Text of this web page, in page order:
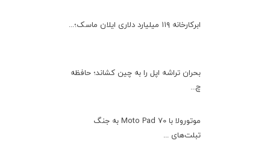
ابرکارخانه ۱۱۹ میلیارد دلاری ایلان ماسک؛...
بحران تراشه اپل را به چین کشاند؛ حافظه
چ...
موتورولا با Moto Pad 70 به جنگ
تبلت‌های ...